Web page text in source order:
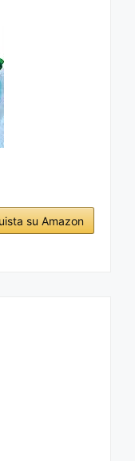
su Amazon